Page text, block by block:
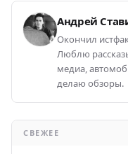
Андрей
Окончил
Люблю
медиа,
делаю обзоры.
СВЕЖЕЕ